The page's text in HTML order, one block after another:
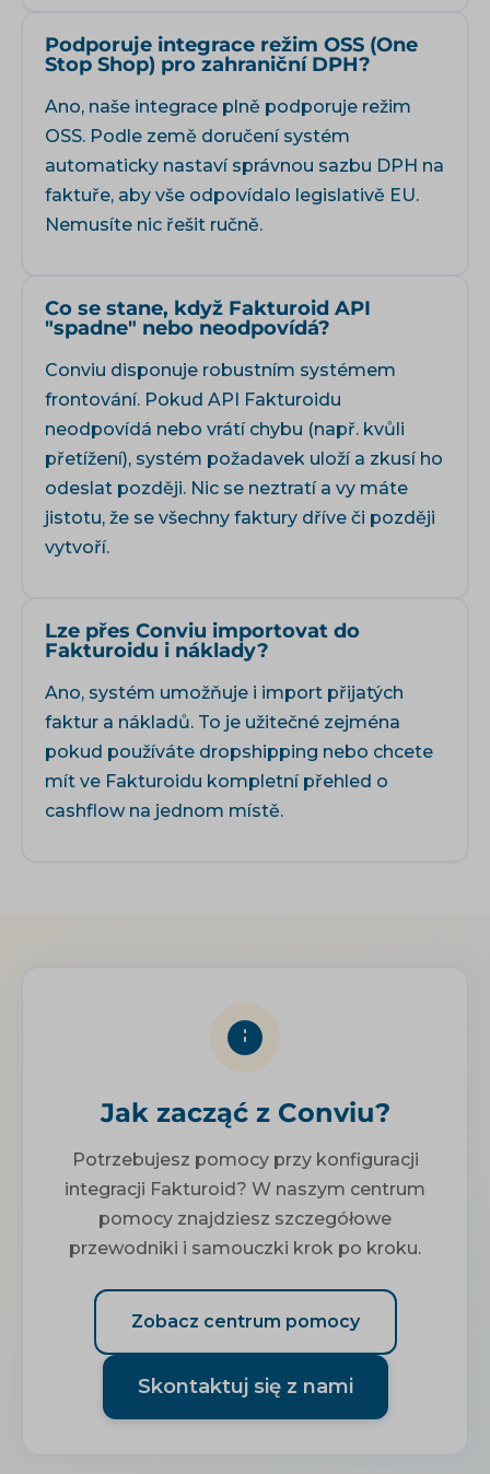
Podporuje integrace režim OSS (One
Stop Shop) pro zahraniční DPH?
Ano, naše integrace plně podporuje režim
OSS. Podle země doručení systém
automaticky nastaví správnou sazbu DPH na
faktuře, aby vše odpovídalo legislativě EU.
Nemusíte nic řešit ručně.
Co se stane, když Fakturoid API
"spadne" nebo neodpovídá?
Conviu disponuje robustním systémem
frontování. Pokud API Fakturoidu
neodpovídá nebo vrátí chybu (např. kvůli
přetížení), systém požadavek uloží a zkusí ho
odeslat později. Nic se neztratí a vy máte
jistotu, že se všechny faktury dříve či později
vytvoří.
Lze přes Conviu importovat do
Fakturoidu i náklady?
Ano, systém umožňuje i import přijatých
faktur a nákladů. To je užitečné zejména
pokud používáte dropshipping nebo chcete
mít ve Fakturoidu kompletní přehled o
cashflow na jednom místě.
Jak zacząć z Conviu?
Potrzebujesz pomocy przy konfiguracji
integracji Fakturoid? W naszym centrum
pomocy znajdziesz szczegółowe
przewodniki i samouczki krok po kroku.
Zobacz centrum pomocy
Skontaktuj się z nami